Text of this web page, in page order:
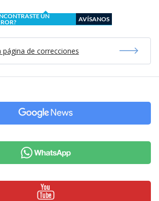
UN
AVÍSANOS
página de correcciones